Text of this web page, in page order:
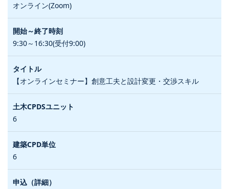
オンライン(Zoom)
9:30～16:30(受付9:00)
【オンラインセミナー】創意工夫と設計変更・交渉スキル
6
6